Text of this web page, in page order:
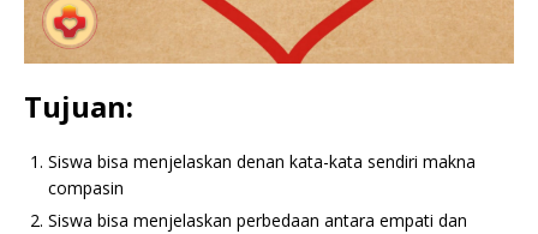
Tujuan:
Siswa bisa menjelaskan denan kata-kata sendiri makna
compasin
Siswa bisa menjelaskan perbedaan antara empati dan